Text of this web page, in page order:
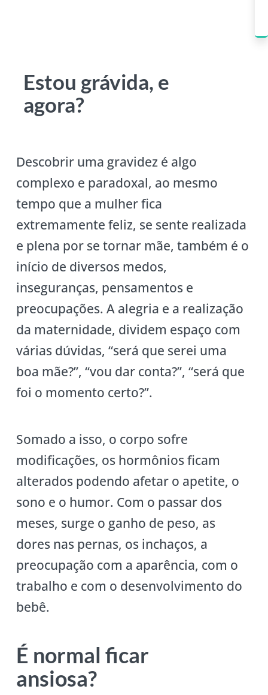
Estou grávida, e
agora?
Descobrir uma gravidez é algo
complexo e paradoxal, ao mesmo
tempo que a mulher fica
extremamente feliz, se sente realizada
e plena por se tornar mãe, também é o
início de diversos medos,
inseguranças, pensamentos e
preocupações. A alegria e a realização
da maternidade, dividem espaço com
várias dúvidas, “será que serei uma
boa mãe?”, “vou dar conta?”, “será que
foi o momento certo?”.
Somado a isso, o corpo sofre
modificações, os hormônios ficam
alterados podendo afetar o apetite, o
sono e o humor. Com o passar dos
meses, surge o ganho de peso, as
dores nas pernas, os inchaços, a
preocupação com a aparência, com o
trabalho e com o desenvolvimento do
bebê.
É normal ficar
ansiosa?